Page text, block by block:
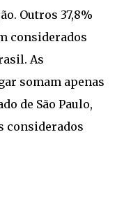
Outros 37,8%
considerados
As
somam apenas
de São Paulo,
considerados